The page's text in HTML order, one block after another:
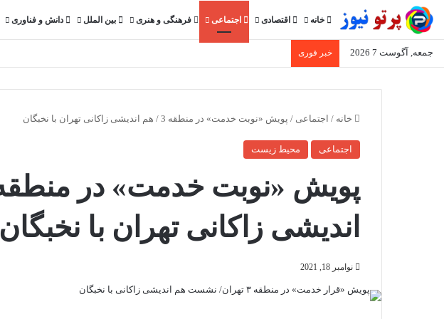
خانه اقتصادی اجتماعی فرهنگی و هنری بین الملل دانش و فناوری
جمعه, آگوست 7 2026 خبر فوری
خانه / اجتماعی / پویش «نوبت خدمت» در منطقه 3 / هم اندیشی زاکانی تهران با نخبگان
اجتماعی محیط زیست
اندیشی زاکانی تهران با نخبگان
نوامبر 18, 2021